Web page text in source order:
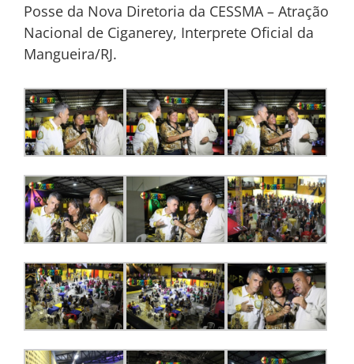
Posse da Nova Diretoria da CESSMA – Atração
Nacional de Ciganerey, Interprete Oficial da
Mangueira/RJ.